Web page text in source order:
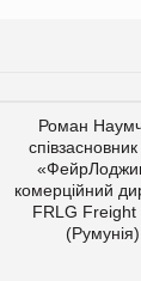
Роман
комерційний
FRLG Freight
(Румунія)